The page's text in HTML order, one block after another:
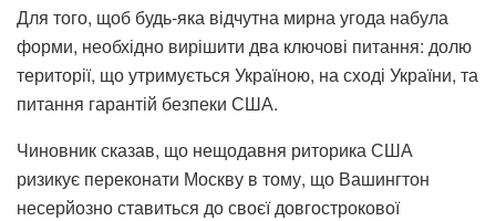
Для того, щоб будь-яка відчутна мирна угода набула
форми, необхідно вирішити два ключові питання: долю
території, що утримується Україною, на сході України, та
питання гарантій безпеки США.
Чиновник сказав, що нещодавня риторика США
ризикує переконати Москву в тому, що Вашингтон
несерйозно ставиться до своєї довгострокової